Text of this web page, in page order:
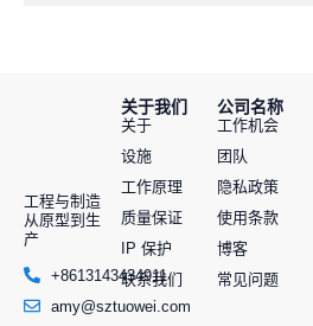
工程与制造
从原型到生
产
+8613143434911
amy@sztuowei.com
关于我们
关于
设施
工作原理
质量保证
IP 保护
联系我们
公司名称
工作机会
团队
隐私政策
使用条款
博客
常见问题